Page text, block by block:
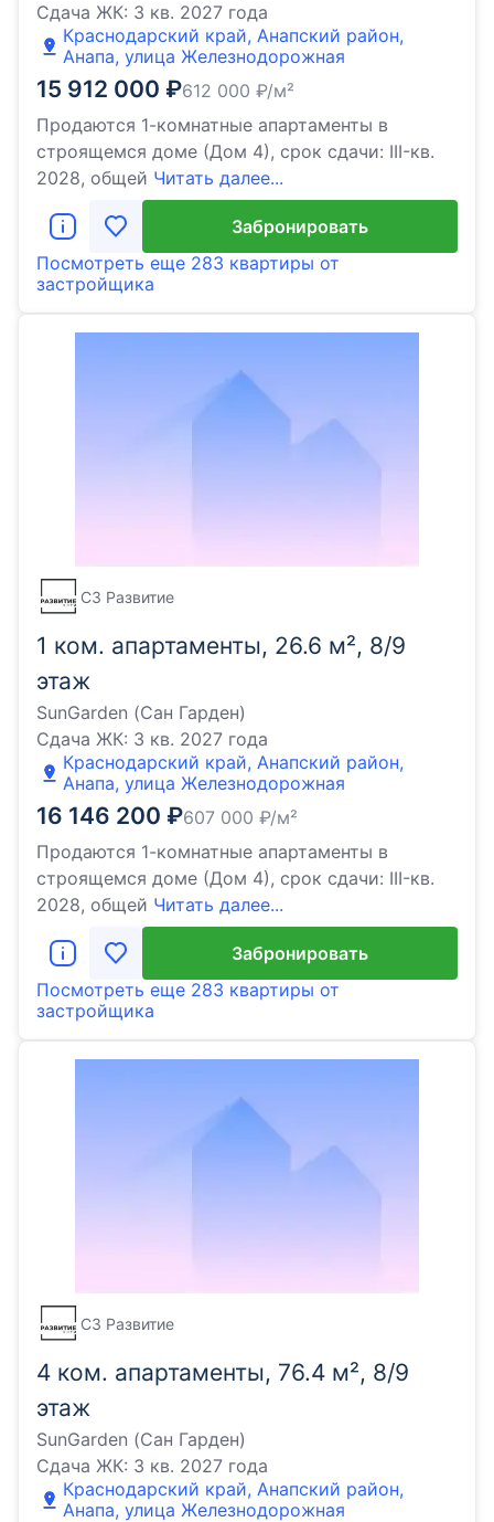
Сдача ЖК: 3 кв. 2027 года
Краснодарский край, Анапский район,
Анапа, улица Железнодорожная
15 912 000 ₽612 000 ₽/м²
Продаются 1-комнатные апартаменты в
строящемся доме (Дом 4), срок сдачи: III-кв.
2028, общей Читать далее...
Забронировать
Посмотреть еще 283 квартиры от
застройщика
1 ком. апартаменты, 26.6 м², 8/9
этаж
SunGarden (Сан Гарден)
Сдача ЖК: 3 кв. 2027 года
Краснодарский край, Анапский район,
Анапа, улица Железнодорожная
16 146 200 ₽607 000 ₽/м²
Продаются 1-комнатные апартаменты в
строящемся доме (Дом 4), срок сдачи: III-кв.
2028, общей Читать далее...
СЗ Развитие
Забронировать
Посмотреть еще 283 квартиры от
застройщика
4 ком. апартаменты, 76.4 м², 8/9
этаж
SunGarden (Сан Гарден)
Сдача ЖК: 3 кв. 2027 года
Краснодарский край, Анапский район,
Анапа, улица Железнодорожная
СЗ Развитие